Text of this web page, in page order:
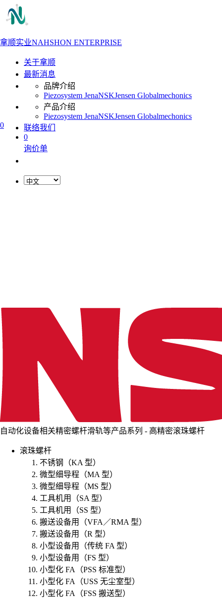
拿顺实业NAHSHON ENTERPRISE
0
关于拿顺
最新消息
品牌介绍
Piezosystem JenaNSKJensen Globalmechonics
产品介绍
Piezosystem JenaNSKJensen Globalmechonics
联络我们
0
询价单
自动化设备相关精密螺杆滑轨等产品系列 - 高精密滚珠螺杆
滚珠螺杆
不锈钢（KA 型）
微型细导程（MA 型）
微型细导程（MS 型）
工具机用（SA 型）
工具机用（SS 型）
搬送设备用（VFA／RMA 型）
搬送设备用（R 型）
小型设备用（传统 FA 型）
小型设备用（FS 型）
小型化 FA（PSS 标准型）
小型化 FA（USS 无尘室型）
小型化 FA（FSS 搬送型）